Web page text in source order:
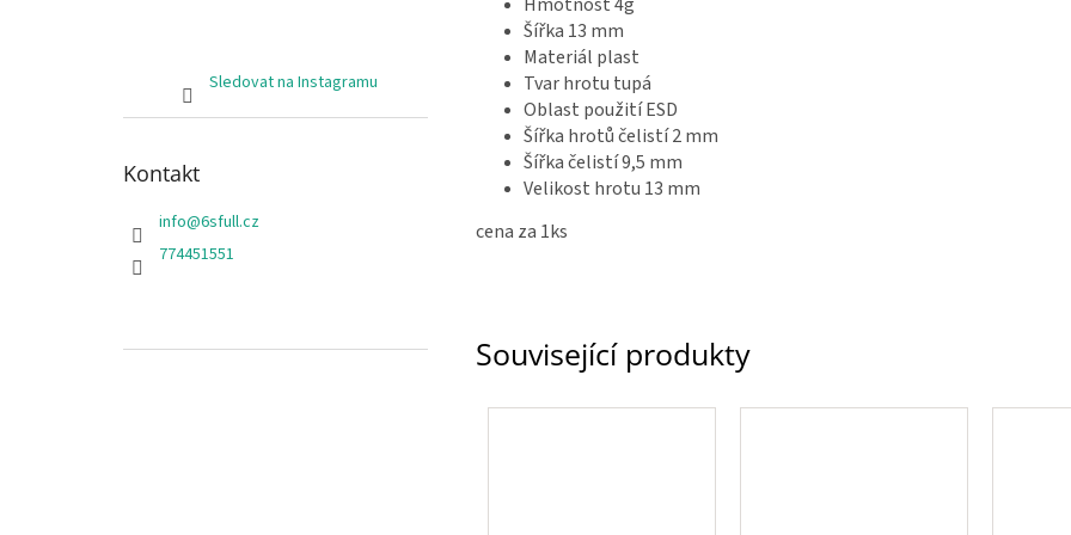
Sledovat na Instagramu
Kontakt
info@6sfull.cz
774451551
Související produkty
Šířka 13 mm
Materiál plast
Tvar hrotu tupá
Oblast použití ESD
Šířka hrotů čelistí 2 mm
Šířka čelistí 9,5 mm
Velikost hrotu 13 mm
cena za 1ks